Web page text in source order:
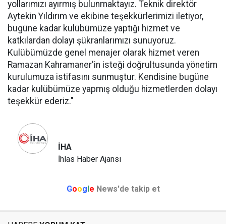
yollarımızı ayırmış bulunmaktayız. Teknik direktör
Aytekin Yıldırım ve ekibine teşekkürlerimizi iletiyor,
bugüne kadar kulübümüze yaptığı hizmet ve
katkılardan dolayı şükranlarımızı sunuyoruz.
Kulübümüzde genel menajer olarak hizmet veren
Ramazan Kahramaner'in isteği doğrultusunda yönetim
kurulumuza istifasını sunmuştur. Kendisine bugüne
kadar kulübümüze yapmış olduğu hizmetlerden dolayı
teşekkür ederiz."
İHA
İhlas Haber Ajansı
Google News'de takip et